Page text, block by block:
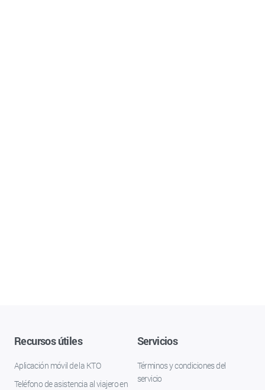
Recursos útiles
Aplicación móvil de la KTO
Teléfono de asistencia al viajero en
Servicios
Términos y condiciones del
servicio